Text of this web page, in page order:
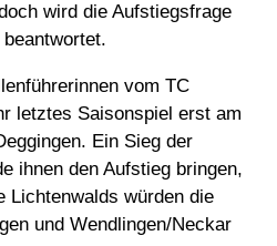
wird die Aufstiegsfrage
vom TC
letztes Saisonspiel erst am
Ein Sieg der
ihnen den Aufstieg bringen,
Lichtenwalds würden die
und Wendlingen/Neckar